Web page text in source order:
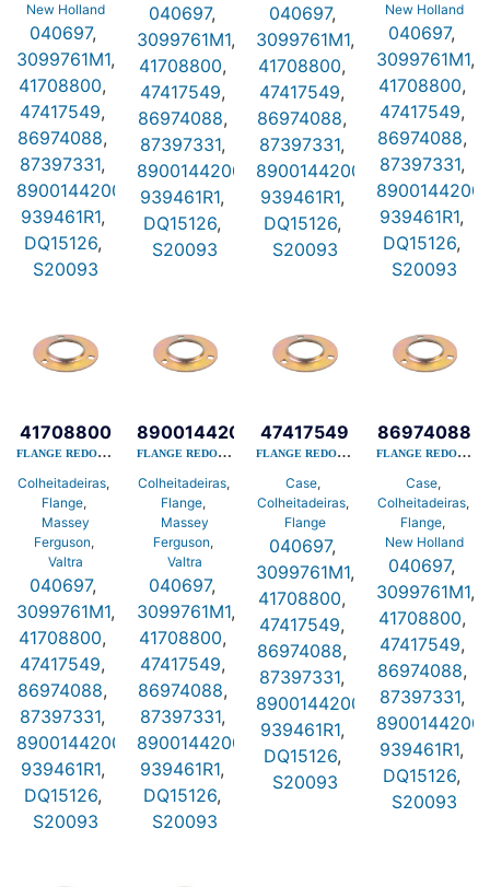
New Holland
040697,
3099761M1,
41708800,
47417549,
86974088,
87397331,
890014420030,
939461R1,
DQ15126,
S20093
040697,
3099761M1,
41708800,
47417549,
86974088,
87397331,
890014420030,
939461R1,
DQ15126,
S20093
040697,
3099761M1,
41708800,
47417549,
86974088,
87397331,
890014420030,
939461R1,
DQ15126,
S20093
New Holland
040697,
3099761M1,
41708800,
47417549,
86974088,
87397331,
939461R1,
DQ15126,
S20093
Colheitadeiras,
Flange,
Massey
Ferguson,
Valtra
FLANGE REDONDA 03 FUROS QUADRADOS GE-30MM PF206
41708800
040697,
3099761M1,
41708800,
47417549,
86974088,
87397331,
890014420030,
939461R1,
DQ15126,
S20093
Colheitadeiras,
Flange,
Massey
Ferguson,
Valtra
FLANGE REDONDA 03 FUROS QUADRADOS GE-30MM PF206
890014420030
040697,
3099761M1,
41708800,
47417549,
86974088,
87397331,
890014420030,
939461R1,
DQ15126,
S20093
Case,
Colheitadeiras,
Flange
FLANGE REDONDA 03 FUROS QUADRADOS GE-30MM PF206
47417549
040697,
3099761M1,
41708800,
47417549,
86974088,
87397331,
890014420030,
939461R1,
DQ15126,
S20093
Case,
Colheitadeiras,
Flange,
New Holland
FLANGE REDONDA 03 FUROS QUADRADOS GE-30MM PF206
86974088
040697,
3099761M1,
41708800,
47417549,
86974088,
87397331,
939461R1,
DQ15126,
S20093